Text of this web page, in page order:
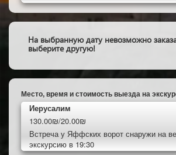
На выбранную дату невозможно
выберите другую!
Место, время и стоимость выезда на
Иерусалим
130.00₪/20.00₪
Встреча у Яффских ворот снаружи на
экскурсию в 19:30